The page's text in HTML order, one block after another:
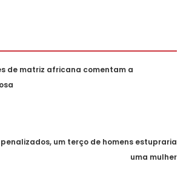
de matriz africana comentam a
um terço de homens estupraria
uma mulher